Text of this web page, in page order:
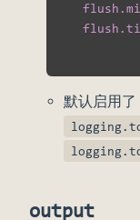
默认启用了
output